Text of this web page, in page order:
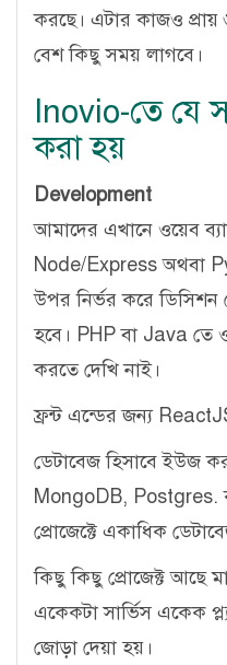
করছে। এটার কাজও প্রায়
বেশ কিছু সময় লাগবে।
Inovio-তে যে
করা হয়
Development
আমাদের এখানে ওয়েব
Node/Express অথবা
উপর নির্ভর করে ডিসিশন
হবে। PHP বা Java তে
করতে দেখি নাই।
ফ্রন্ট এন্ডের জন্য
ডেটাবেজ হিসাবে ইউজ
MongoDB, Postgres.
প্রোজেক্টে একাধিক
কিছু কিছু প্রোজেক্ট আছে
একেকটা সার্ভিস একেক
জোড়া দেয়া হয়।